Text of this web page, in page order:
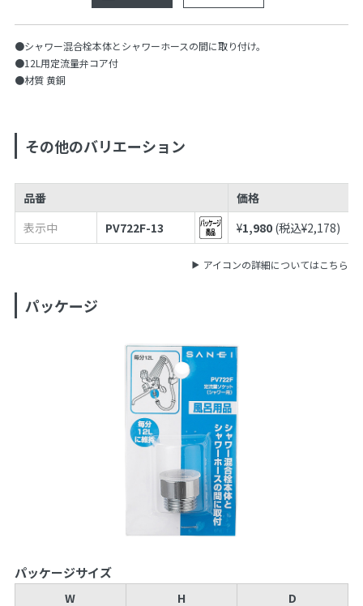
●シャワー混合栓本体とシャワーホースの間に取り付け。
●12L用定流量弁コア付
●材質 黄銅
その他のバリエーション
品番 価格
表示中
PV722F-13 ¥1,980 (税込¥2,178)
アイコンの詳細についてはこちら
パッケージ
パッケージサイズ
W H D